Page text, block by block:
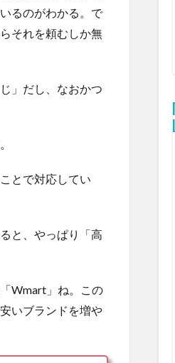
るのがわかる。で
それを頼むしか無
」だし、なおかつ
とで対応してい
と、やっぱり「高
Wmart」ね。この
いブランドを増や